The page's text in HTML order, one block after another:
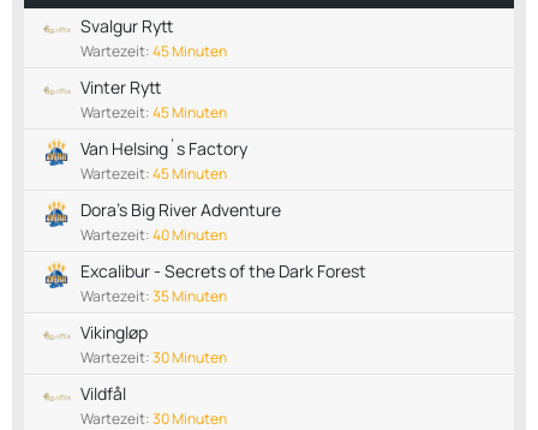
Svalgur Rytt
Wartezeit:45 Minuten
Vinter Rytt
Wartezeit:45 Minuten
Van Helsing´s Factory
Wartezeit:45 Minuten
Dora’s Big River Adventure
Wartezeit:40 Minuten
Excalibur - Secrets of the Dark Forest
Wartezeit:35 Minuten
Vikingløp
Wartezeit:30 Minuten
Vildfål
Wartezeit:30 Minuten